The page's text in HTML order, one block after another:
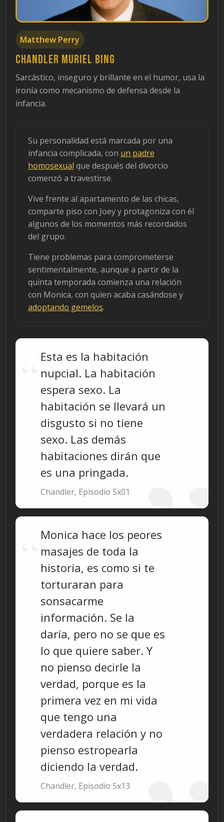
Matthew Perry
Chandler Muriel Bing
Sarcástico, inseguro y brillante en el humor, usa la
ironía como mecanismo de defensa desde la
infancia.
Su personalidad está marcada por una
infancia complicada, con un padre
homosexual que después del divorcio
comenzó a travestirse.
Vive frente al apartamento de las chicas,
comparte piso con Joey y protagoniza con él
algunos de los momentos más recordados
del grupo.
Tiene problemas para comprometerse
sentimentalmente, aunque a partir de la
quinta temporada comienza una relación
con Monica, con quien acaba casándose y
adoptando gemelos.
Esta es la habitación
nupcial. La habitación
espera sexo. La
habitación se llevará un
disgusto si no tiene
sexo. Las demás
habitaciones dirán que
es una pringada.
Chandler, Episodio 5x01
Monica hace los peores
masajes de toda la
historia, es como si te
torturaran para
sonsacarme
información. Se la
daría, pero no se que es
lo que quiere saber. Y
no pienso decirle la
verdad, porque es la
primera vez en mi vida
que tengo una
verdadera relación y no
pienso estropearla
diciendo la verdad.
Chandler, Episodio 5x13